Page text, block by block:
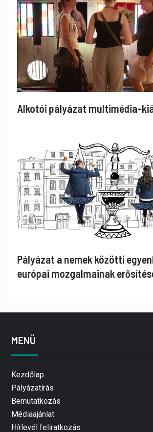
Alkotói pályázat multimédia-
Pályázat a nemek közötti
európai mozgalmainak
MENÜ
Kezdőlap
Pályázatírás
Bemutatkozás
Médiaajánlat
Hírlevél feliratkozás